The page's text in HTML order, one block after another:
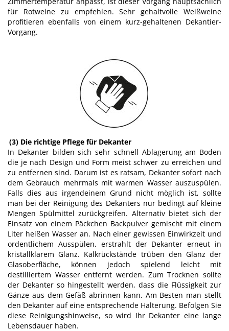
für Rotweine zu empfehlen. Sehr gehaltvolle Weißweine
profitieren ebenfalls von einem kurz-gehaltenen Dekantier-
Vorgang.
(3) Die richtige Pflege für Dekanter
In Dekanter bilden sich sehr schnell Ablagerung am Boden
die je nach Design und Form meist schwer zu erreichen und
zu entfernen sind. Darum ist es ratsam, Dekanter sofort nach
dem Gebrauch mehrmals mit warmen Wasser auszuspülen.
Falls dies aus irgendeinem Grund nicht möglich ist, sollte
man bei der Reinigung des Dekanters nur bedingt auf kleine
Mengen Spülmittel zurückgreifen. Alternativ bietet sich der
Einsatz von einem Päckchen Backpulver gemischt mit einem
Liter heißen Wasser an. Nach einer gewissen Einwirkzeit und
ordentlichem Ausspülen, erstrahlt der Dekanter erneut in
kristallklarem Glanz. Kalkrückstände trüben den Glanz der
Glasoberfläche, können jedoch spielend leicht mit
destilliertem Wasser entfernt werden. Zum Trocknen sollte
der Dekanter so hingestellt werden, dass die Flüssigkeit zur
Gänze aus dem Gefäß abrinnen kann. Am Besten man stellt
den Dekanter auf eine entsprechende Halterung. Befolgen Sie
diese Reinigungshinweise, so wird Ihr Dekanter eine lange
Lebensdauer haben.